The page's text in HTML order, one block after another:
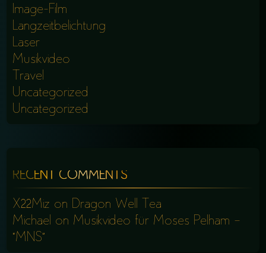
Image-Film
Langzeitbelichtung
Laser
Musikvideo
Travel
Uncategorized
Uncategorized
RECENT COMMENTS
X22Miz on Dragon Well Tea
Michael on Musikvideo für Moses Pelham –
“MNS”